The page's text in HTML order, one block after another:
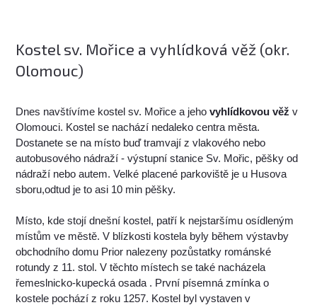
Kostel sv. Mořice a vyhlídková věž (okr.
Olomouc)
Dnes navštívíme kostel sv. Mořice a jehovyhlídkovou věž v
Olomouci. Kostel se nachází nedaleko centra města.
Dostanete se na místo buď tramvají z vlakového nebo
autobusového nádraží - výstupní stanice Sv. Mořic, pěšky od
nádraží nebo autem. Velké placené parkoviště je u Husova
sboru,odtud je to asi 10 min pěšky.
Místo, kde stojí dnešní kostel, patří k nejstaršímu osídleným
místům ve městě. V blízkosti kostela byly během výstavby
obchodního domu Prior nalezeny pozůstatky románské
rotundy z 11. stol. V těchto místech se také nacházela
řemeslnicko-kupecká osada . První písemná zmínka o
kostele pochází z roku 1257. Kostel byl vystaven v